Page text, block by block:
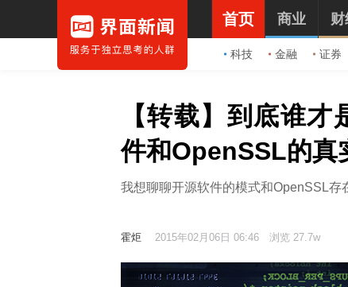
首页
科技 金融 证券
商业 财
【转载】到底谁
件和OpenSSL的真
我想聊聊开源软件的模式和OpenSSL存
霍炬 2015年02月06日 06:46 浏览 27.7w